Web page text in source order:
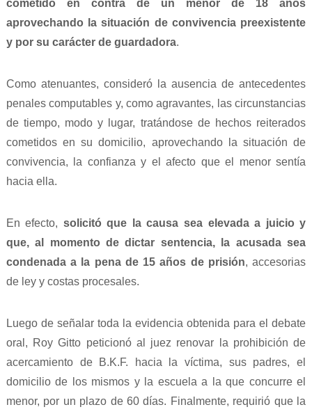
cometido en contra de un menor de 18 años
aprovechando la situación de convivencia preexistente
y por su carácter de guardadora.
Como atenuantes, consideró la ausencia de antecedentes
penales computables y, como agravantes, las circunstancias
de tiempo, modo y lugar, tratándose de hechos reiterados
cometidos en su domicilio, aprovechando la situación de
convivencia, la confianza y el afecto que el menor sentía
hacia ella.
En efecto, solicitó que la causa sea elevada a juicio y
que, al momento de dictar sentencia, la acusada sea
condenada a la pena de 15 años de prisión, accesorias
de ley y costas procesales.
Luego de señalar toda la evidencia obtenida para el debate
oral, Roy Gitto peticionó al juez renovar la prohibición de
acercamiento de B.K.F. hacia la víctima, sus padres, el
domicilio de los mismos y la escuela a la que concurre el
menor, por un plazo de 60 días. Finalmente, requirió que la